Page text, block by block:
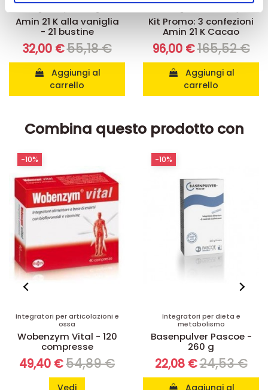
pubblicità e social media, i quali potrebbero combinarle
con altre informazioni che ha fornito loro o che hanno
raccolto dal suo utilizzo dei loro servizi.
Amin 21 K alla vaniglia
- 21 bustine
32,00 €55,18 €
carrello
Kit Promo: 3 confezioni
Amin 21 K Cacao
96,00 €165,52 €
carrello
Combina questo prodotto con
Integratori per articolazioni e
ossa
Wobenzym Vital - 120
compresse
49,40 €54,89 €
Vedi
-10%
Integratori per dieta e
metabolismo
Basenpulver Pascoe -
260 g
22,08 €24,53 €
-10%